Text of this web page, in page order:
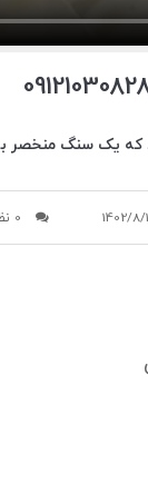
یک سنگ منخصر
1402/8/ 0 نظر